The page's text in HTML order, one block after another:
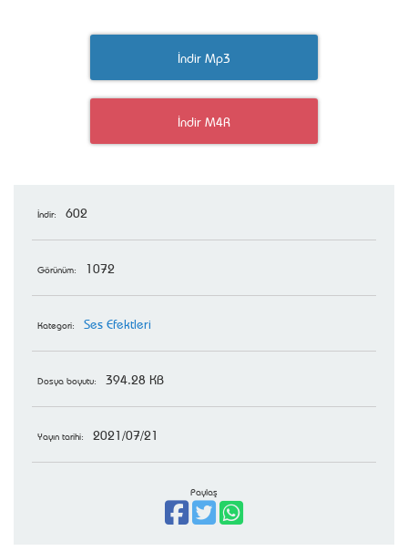
İndir Mp3
İndir M4R
İndir: 602
Görünüm: 1072
Kategori: Ses Efektleri
Dosya boyutu: 394.28 KB
Yayın tarihi: 2021/07/21
Paylaş